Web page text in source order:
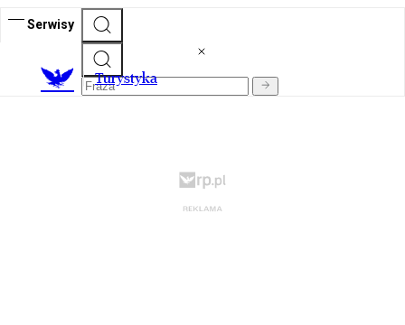
Serwisy
Turystyka